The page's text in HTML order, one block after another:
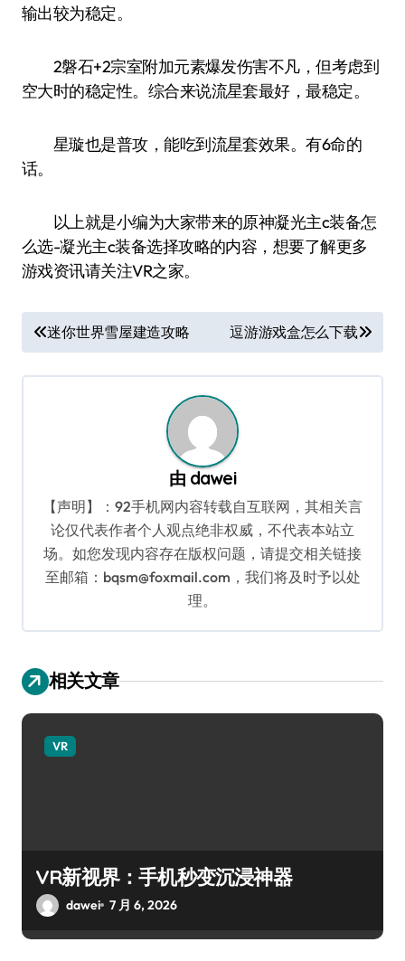
输出较为稳定。
2磐石+2宗室附加元素爆发伤害不凡，但考虑到
空大时的稳定性。综合来说流星套最好，最稳定。
星璇也是普攻，能吃到流星套效果。有6命的
话。
以上就是小编为大家带来的原神凝光主c装备怎
么选-凝光主c装备选择攻略的内容，想要了解更多
游戏资讯请关注VR之家。
文
章
导
迷你世界雪屋建造攻略 逗游游戏盒怎么下载
由 dawei
【声明】：92手机网内容转载自互联网，其相关言
论仅代表作者个人观点绝非权威，不代表本站立
场。如您发现内容存在版权问题，请提交相关链接
至邮箱：bqsm@foxmail.com，我们将及时予以处
理。
相关文章
VR
VR新视界：手机秒变沉浸神器
dawei 7 月 6, 2026